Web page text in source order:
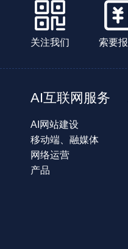
关注我们 索要
AI互联网服务
AI网站建设
移动端、融媒体
网络运营
产品